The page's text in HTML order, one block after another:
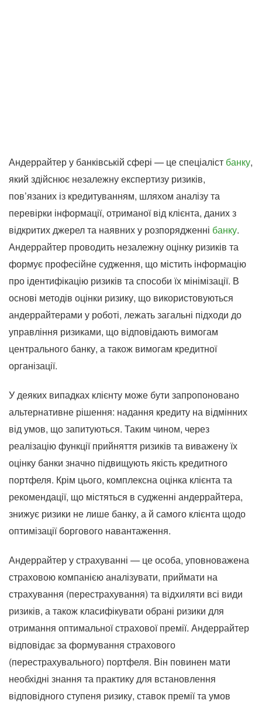
Андеррайтер у банківській сфері — це спеціаліст банку,
який здійснює незалежну експертизу ризиків,
пов’язаних із кредитуванням, шляхом аналізу та
перевірки інформації, отриманої від клієнта, даних з
відкритих джерел та наявних у розпорядженні банку.
Андеррайтер проводить незалежну оцінку ризиків та
формує професійне судження, що містить інформацію
про ідентифікацію ризиків та способи їх мінімізації. В
основі методів оцінки ризику, що використовуються
андеррайтерами у роботі, лежать загальні підходи до
управління ризиками, що відповідають вимогам
центрального банку, а також вимогам кредитної
організації.
У деяких випадках клієнту може бути запропоновано
альтернативне рішення: надання кредиту на відмінних
від умов, що запитуються. Таким чином, через
реалізацію функції прийняття ризиків та виважену їх
оцінку банки значно підвищують якість кредитного
портфеля. Крім цього, комплексна оцінка клієнта та
рекомендації, що містяться в судженні андеррайтера,
знижує ризики не лише банку, а й самого клієнта щодо
оптимізації боргового навантаження.
Андеррайтер у страхуванні — це особа, уповноважена
страховою компанією аналізувати, приймати на
страхування (перестрахування) та відхиляти всі види
ризиків, а також класифікувати обрані ризики для
отримання оптимальної страхової премії. Андеррайтер
відповідає за формування страхового
(перестрахувального) портфеля. Він повинен мати
необхідні знання та практику для встановлення
відповідного ступеня ризику, ставок премії та умов